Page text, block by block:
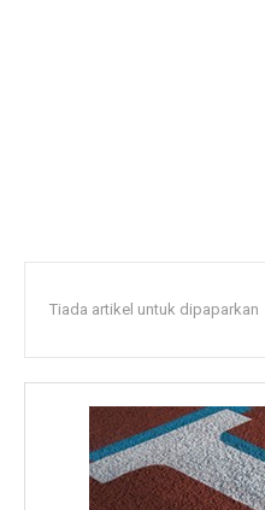
Tiada artikel untuk dipaparkan